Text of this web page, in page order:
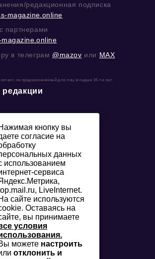
редакционная подписка
magazine.online
партнерами
в телеграм @mazov или MAX
не предназначенный для лиц младше 16-ти лет.
кнопку вы
согласие на
данных
использованием
сервиса
LiveInternet.
сайте используются
Оставаясь на
вы принимаете
условия
можете настроить
отклонить и